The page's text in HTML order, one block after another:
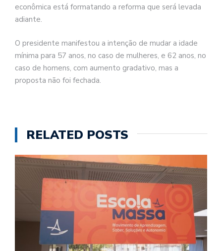
econômica está formatando a reforma que será levada
adiante.
O presidente manifestou a intenção de mudar a idade
mínima para 57 anos, no caso de mulheres, e 62 anos, no
caso de homens, com aumento gradativo, mas a
proposta não foi fechada.
RELATED POSTS